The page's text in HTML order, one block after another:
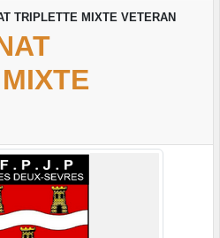
TRIPLETTE MIXTE VETERAN